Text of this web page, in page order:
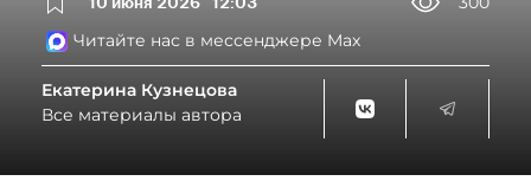
Читайте нас в мессенджере Max
Екатерина Кузнецова
Все материалы автора